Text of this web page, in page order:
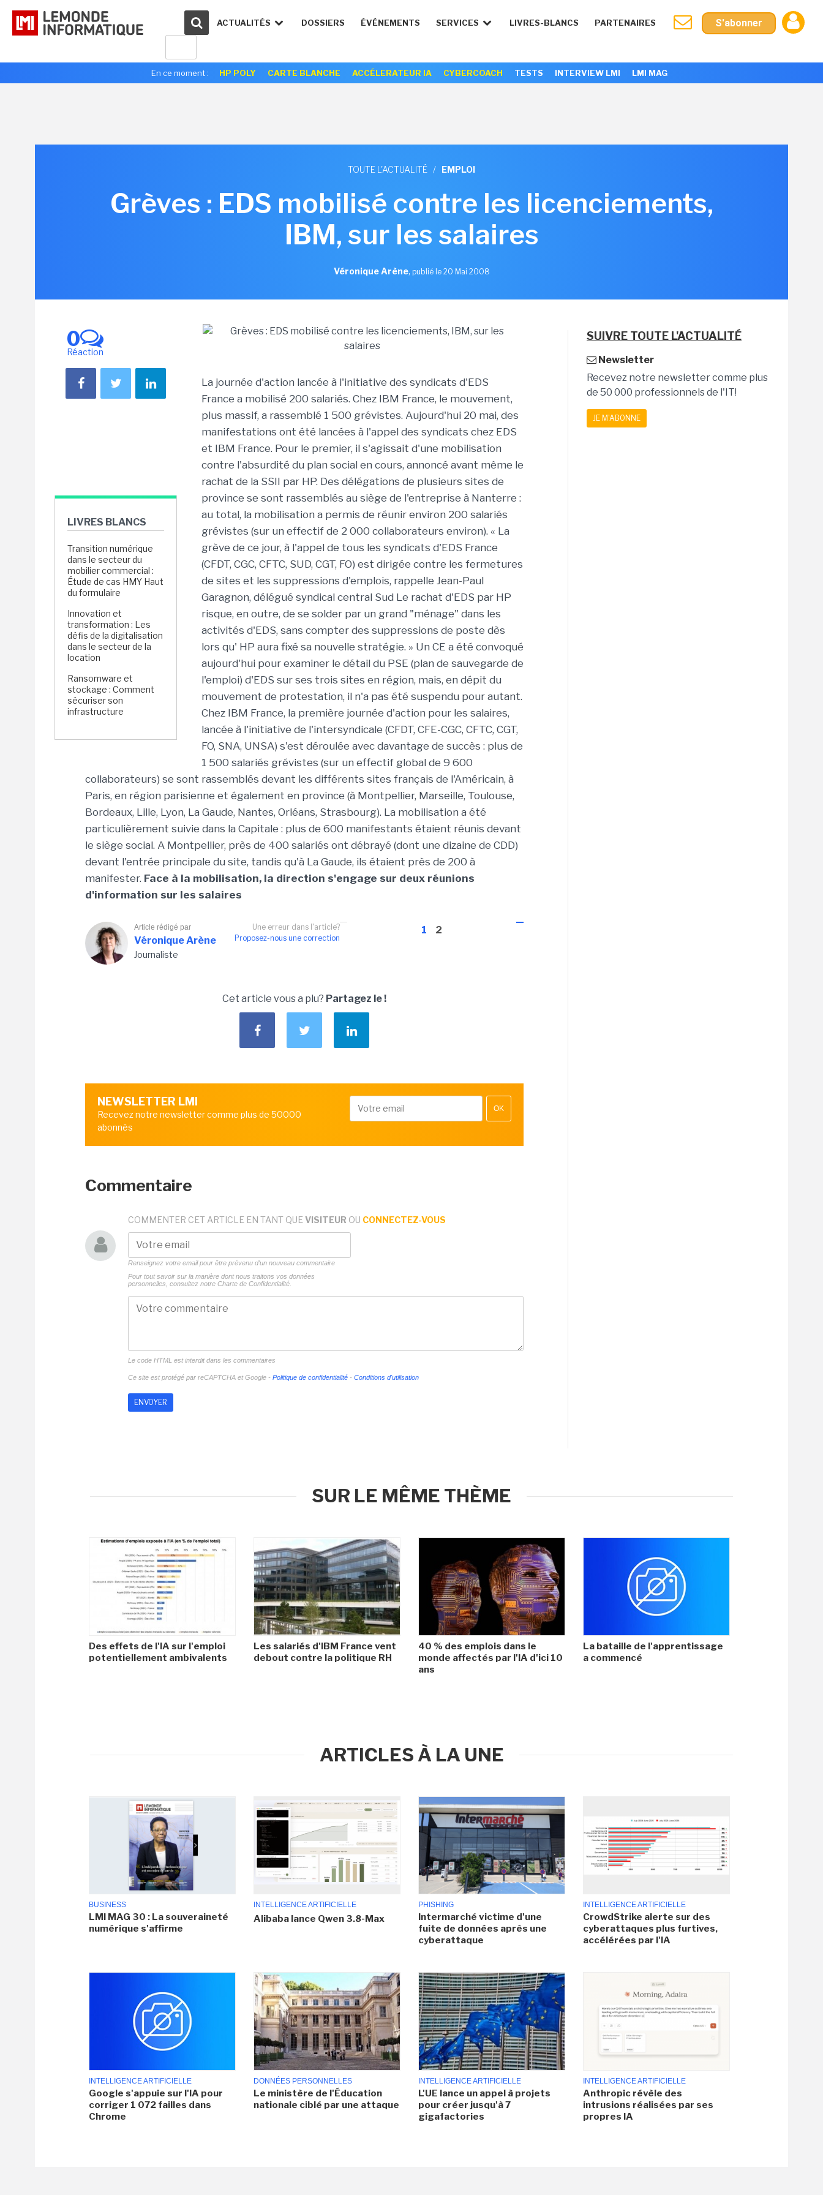
ACTUALITÉS DOSSIERS ÉVÉNEMENTS SERVICES LIVRES-BLANCS PARTENAIRES S'abonner
En ce moment : HP POLY CARTE BLANCHE ACCÉLERATEUR IA CYBERCOACH TESTS INTERVIEW LMI LMI MAG
TOUTE L'ACTUALITÉ / EMPLOI
Grèves : EDS mobilisé contre les licenciements,
IBM, sur les salaires
Véronique Arène, publié le 20 Mai 2008
0
Réaction
LIVRES BLANCS
Transition numérique
dans le secteur du
mobilier commercial :
Étude de cas HMY Haut
du formulaire
Innovation et
transformation : Les
défis de la digitalisation
dans le secteur de la
location
Ransomware et
stockage : Comment
sécuriser son
infrastructure
La journée d'action lancée à l'initiative des syndicats d'EDS
France a mobilisé 200 salariés. Chez IBM France, le mouvement,
plus massif, a rassemblé 1 500 grévistes. Aujourd'hui 20 mai, des
manifestations ont été lancées à l'appel des syndicats chez EDS
et IBM France. Pour le premier, il s'agissait d'une mobilisation
contre l'absurdité du plan social en cours, annoncé avant même le
rachat de la SSII par HP. Des délégations de plusieurs sites de
province se sont rassemblés au siège de l'entreprise à Nanterre :
au total, la mobilisation a permis de réunir environ 200 salariés
grévistes (sur un effectif de 2 000 collaborateurs environ). « La
grève de ce jour, à l'appel de tous les syndicats d'EDS France
(CFDT, CGC, CFTC, SUD, CGT, FO) est dirigée contre les fermetures
de sites et les suppressions d'emplois, rappelle Jean-Paul
Garagnon, délégué syndical central Sud Le rachat d'EDS par HP
risque, en outre, de se solder par un grand "ménage" dans les
activités d'EDS, sans compter des suppressions de poste dès
lors qu' HP aura fixé sa nouvelle stratégie. » Un CE a été convoqué
aujourd'hui pour examiner le détail du PSE (plan de sauvegarde de
l'emploi) d'EDS sur ses trois sites en région, mais, en dépit du
mouvement de protestation, il n'a pas été suspendu pour autant.
Chez IBM France, la première journée d'action pour les salaires,
lancée à l'initiative de l'intersyndicale (CFDT, CFE-CGC, CFTC, CGT,
FO, SNA, UNSA) s'est déroulée avec davantage de succès : plus de
1 500 salariés grévistes (sur un effectif global de 9 600
collaborateurs) se sont rassemblés devant les différents sites français de l'Américain, à
Paris, en région parisienne et également en province (à Montpellier, Marseille, Toulouse,
Bordeaux, Lille, Lyon, La Gaude, Nantes, Orléans, Strasbourg). La mobilisation a été
particulièrement suivie dans la Capitale : plus de 600 manifestants étaient réunis devant
le siège social. A Montpellier, près de 400 salariés ont débrayé (dont une dizaine de CDD)
devant l'entrée principale du site, tandis qu'à La Gaude, ils étaient près de 200 à
manifester. Face à la mobilisation, la direction s'engage sur deux réunions
d'information sur les salaires
1 2
Une erreur dans l'article?
Proposez-nous une correction
Article rédigé par
Véronique Arène
Journaliste
Cet article vous a plu? Partagez le !
NEWSLETTER LMI
Recevez notre newsletter comme plus de 50000
abonnés
OK
Commentaire
COMMENTER CET ARTICLE EN TANT QUE VISITEUR OU CONNECTEZ-VOUS
Renseignez votre email pour être prévenu d'un nouveau commentaire
Pour tout savoir sur la manière dont nous traitons vos données
personnelles, consultez notre Charte de Confidentialité.
Le code HTML est interdit dans les commentaires
Ce site est protégé par reCAPTCHA et Google - Politique de confidentialité - Conditions d'utilisation
SUIVRE TOUTE L'ACTUALITÉ
Newsletter
Recevez notre newsletter comme plus
de 50 000 professionnels de l'IT!
JE M'ABONNE
SUR LE MÊME THÈME
Des effets de l'IA sur l'emploi
potentiellement ambivalents
Les salariés d'IBM France vent
debout contre la politique RH
40 % des emplois dans le
monde affectés par l'IA d'ici 10
ans
La bataille de l'apprentissage
a commencé
ARTICLES À LA UNE
BUSINESS
LMI MAG 30 : La souveraineté
numérique s'affirme
INTELLIGENCE ARTIFICIELLE
Alibaba lance Qwen 3.8-Max
PHISHING
Intermarché victime d'une
fuite de données après une
cyberattaque
INTELLIGENCE ARTIFICIELLE
CrowdStrike alerte sur des
cyberattaques plus furtives,
accélérées par l'IA
INTELLIGENCE ARTIFICIELLE
Google s'appuie sur l'IA pour
corriger 1 072 failles dans
Chrome
DONNÉES PERSONNELLES
Le ministère de l'Éducation
nationale ciblé par une attaque
INTELLIGENCE ARTIFICIELLE
L'UE lance un appel à projets
pour créer jusqu'à 7
gigafactories
INTELLIGENCE ARTIFICIELLE
Anthropic révèle des
intrusions réalisées par ses
propres IA